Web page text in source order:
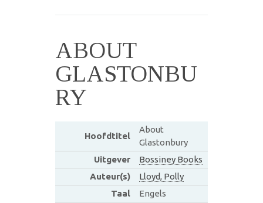
ABOUT
GLASTONBU
RY
Hoofdtitel
About
Glastonbury
Uitgever
Bossiney Books
Auteur(s)
Lloyd, Polly
Taal
Engels